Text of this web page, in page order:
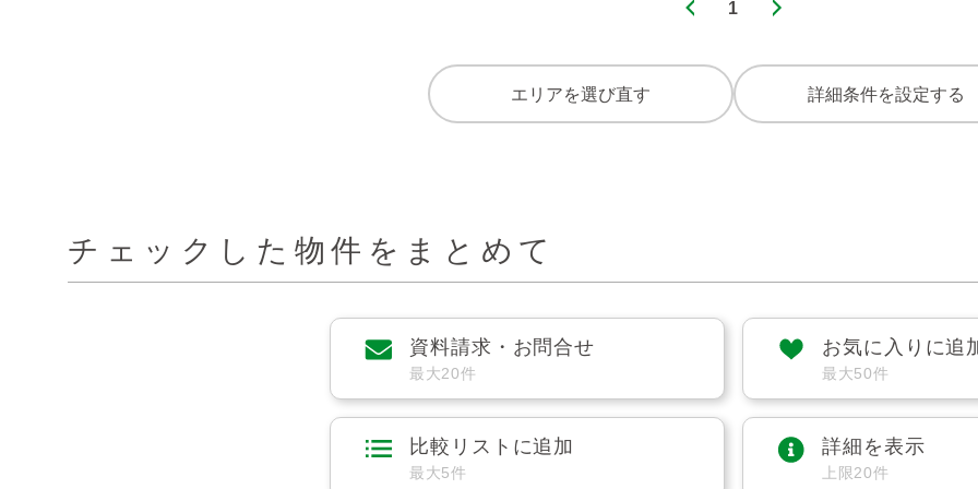
1
エリアを選び直す 詳細条件を設定する
チェックした物件をまとめて
資料請求・お問合せ
最大20件
お気に入りに追
最大50件
比較リストに追加
最大5件
詳細を表示
上限20件